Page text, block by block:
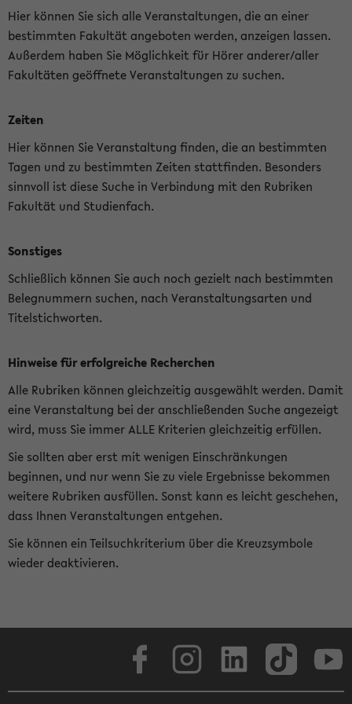
Hier können Sie sich alle Veranstaltungen, die an einer
bestimmten Fakultät angeboten werden, anzeigen lassen.
Außerdem haben Sie Möglichkeit für Hörer anderer/aller
Fakultäten geöffnete Veranstaltungen zu suchen.
Zeiten
Hier können Sie Veranstaltung finden, die an bestimmten
Tagen und zu bestimmten Zeiten stattfinden. Besonders
sinnvoll ist diese Suche in Verbindung mit den Rubriken
Fakultät und Studienfach.
Sonstiges
Schließlich können Sie auch noch gezielt nach bestimmten
Belegnummern suchen, nach Veranstaltungsarten und
Titelstichworten.
Hinweise für erfolgreiche Recherchen
Alle Rubriken können gleichzeitig ausgewählt werden. Damit
eine Veranstaltung bei der anschließenden Suche angezeigt
wird, muss Sie immer ALLE Kriterien gleichzeitig erfüllen.
Sie sollten aber erst mit wenigen Einschränkungen
beginnen, und nur wenn Sie zu viele Ergebnisse bekommen
weitere Rubriken ausfüllen. Sonst kann es leicht geschehen,
dass Ihnen Veranstaltungen entgehen.
Sie können ein Teilsuchkriterium über die Kreuzsymbole
wieder deaktivieren.